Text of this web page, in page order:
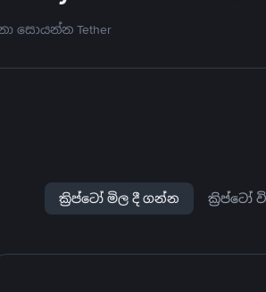
සොයන්න Tether
ක්‍රිප්ටෝ මිල දී ගන්න ක්‍රිප්ටෝ